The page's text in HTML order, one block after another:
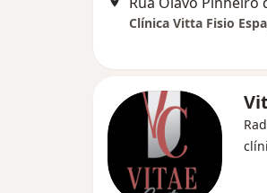
Clínica Vitta Fisio